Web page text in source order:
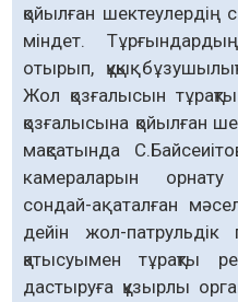
қойылған шектеулердің
міндет.
отырып, құқық
Жол қозғалысын
қозғалысына қойылған
мақ­сатында
камераларын ор­нату
сондай-ақ аталған
дейін жол-патрульдік
қатысуымен тұ­­рақты
дастыруға құзырлы